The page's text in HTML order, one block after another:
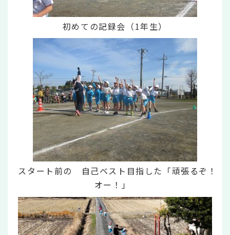
初めての記録会（1年生）
スタート前の 自己ベスト目指した「頑張るぞ！
オー！」